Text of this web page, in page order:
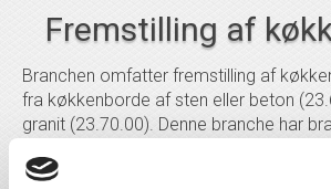
Fremstilling af
Branchen omfatter fremstilling af
fra køkkenborde af sten eller beton
granit (23.70.00). Denne branche har